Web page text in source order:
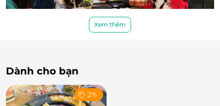
Mỗi lát thịt khi nướng lên đều tỏa ra mùi thơm
quyến rũ, mềm ngọt vừa miệng, mang đến cảm giác
“tan chảy” trong từng thớ thịt – một trải nghiệm
Xem thêm
Dành cho bạn
2%